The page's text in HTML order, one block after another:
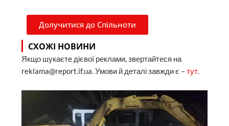
Долучитися до Спільноти
СХОЖІ НОВИНИ
Якщо шукаєте дієвої реклами, звертайтеся на
reklama@report.if.ua. Умови й деталі завжди є –тут.